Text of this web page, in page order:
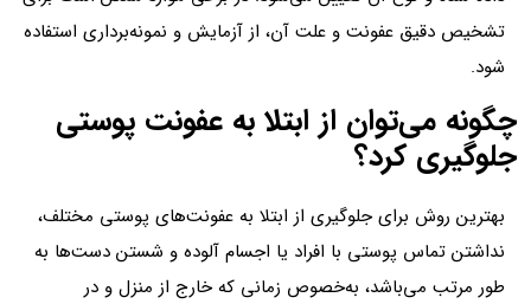
تشخیص دقیق عفونت و علت آن، از آزمایش و نمونه‌برداری استفاده
شود.
چگونه می‌توان از ابتلا به عفونت پوستی
جلوگیری کرد؟
بهترین روش برای جلوگیری از ابتلا به عفونت‌های پوستی مختلف،
نداشتن تماس پوستی با افراد یا اجسام آلوده و شستن دست‌ها به
طور مرتب می‌باشد، به‌خصوص زمانی که خارج از منزل و در